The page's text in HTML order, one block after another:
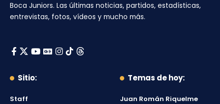
Boca Juniors. Las últimas noticias, partidos, estadísticas,
entrevistas, fotos, vídeos y mucho más.
Sitio:
Staff
Temas de hoy:
Juan Román Riquelme